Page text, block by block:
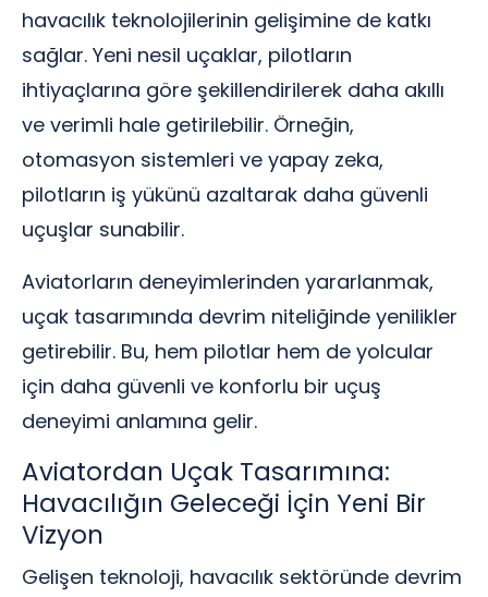
havacılık teknolojilerinin gelişimine de katkı
sağlar. Yeni nesil uçaklar, pilotların
ihtiyaçlarına göre şekillendirilerek daha akıllı
ve verimli hale getirilebilir. Örneğin,
otomasyon sistemleri ve yapay zeka,
pilotların iş yükünü azaltarak daha güvenli
uçuşlar sunabilir.
Aviatorların deneyimlerinden yararlanmak,
uçak tasarımında devrim niteliğinde yenilikler
getirebilir. Bu, hem pilotlar hem de yolcular
için daha güvenli ve konforlu bir uçuş
deneyimi anlamına gelir.
Aviatordan Uçak Tasarımına:
Havacılığın Geleceği İçin Yeni Bir
Vizyon
Gelişen teknoloji, havacılık sektöründe devrim